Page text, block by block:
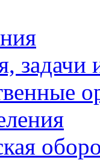
задачи